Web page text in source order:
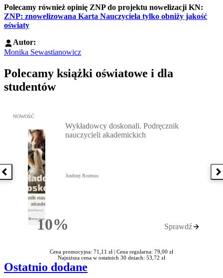
Polecamy również opinię ZNP do projektu nowelizacji KN:
ZNP: znowelizowana Karta Nauczyciela tylko obniży jakość
oświaty
Autor:
Monika Sewastianowicz
Polecamy książki oświatowe i dla
studentów
Poprzednia książka
Przejdź do: Wykładowcy doskonali. Podręcznik nauczycieli
NOWOŚĆ
10%Rabatu
Wykładowcy doskonali. Podręcznik
nauczycieli akademickich
Andrzej Rozmus
Sprawdź
Cena promocyjna: 71,11 zł | Cena regularna: 79,00 zł
Najniższa cena w ostatnich 30 dniach: 53,72 zł
Ostatnio dodane